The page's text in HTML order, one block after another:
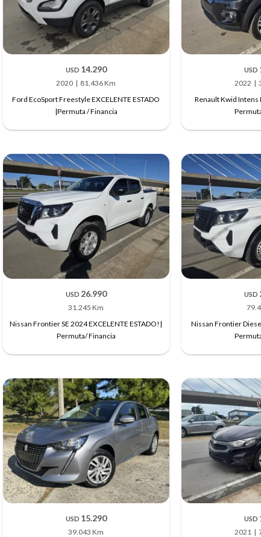
USD 14.290
2020
81.436 Km
Ford EcoSport Freestyle EXCELENTE ESTADO
|Permuta / Financia
USD
2022
Renault Kwid Intens
USD 26.990
31.245 Km
Nissan Frontier SE 2024 EXCELENTE ESTADO!|
Permuta/ Financia
USD
Nissan Frontier
USD 15.290
39.043 Km
USD
2021